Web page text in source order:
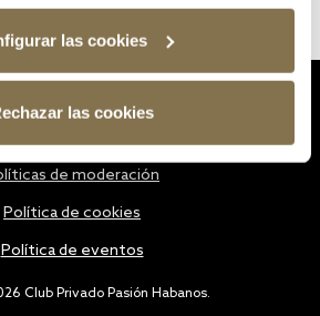
las cookies
las cookies
Club Privado Pasión Habanos.
de moderación
Política de cookies
Política de eventos